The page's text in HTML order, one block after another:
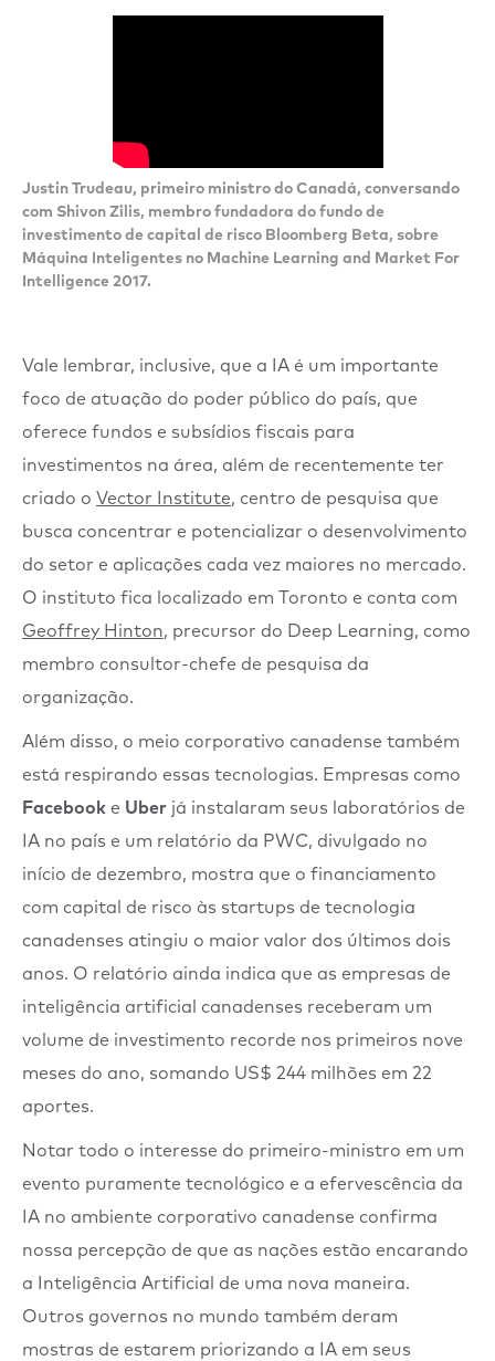
Justin Trudeau, primeiro ministro do Canadá, conversando
com Shivon Zilis, membro fundadora do fundo de
investimento de capital de risco Bloomberg Beta, sobre
Máquina Inteligentes no Machine Learning and Market For
Intelligence 2017.
Vale lembrar, inclusive, que a IA é um importante
foco de atuação do poder público do país, que
oferece fundos e subsídios fiscais para
investimentos na área, além de recentemente ter
criado o Vector Institute, centro de pesquisa que
busca concentrar e potencializar o desenvolvimento
do setor e aplicações cada vez maiores no mercado.
O instituto fica localizado em Toronto e conta com
Geoffrey Hinton, precursor do Deep Learning, como
membro consultor-chefe de pesquisa da
organização.
Além disso, o meio corporativo canadense também
está respirando essas tecnologias. Empresas como
Facebook e Uber já instalaram seus laboratórios de
IA no país e um relatório da PWC, divulgado no
início de dezembro, mostra que o financiamento
com capital de risco às startups de tecnologia
canadenses atingiu o maior valor dos últimos dois
anos. O relatório ainda indica que as empresas de
inteligência artificial canadenses receberam um
volume de investimento recorde nos primeiros nove
meses do ano, somando US$ 244 milhões em 22
aportes.
Notar todo o interesse do primeiro-ministro em um
evento puramente tecnológico e a efervescência da
IA no ambiente corporativo canadense confirma
nossa percepção de que as nações estão encarando
a Inteligência Artificial de uma nova maneira.
Outros governos no mundo também deram
mostras de estarem priorizando a IA em seus